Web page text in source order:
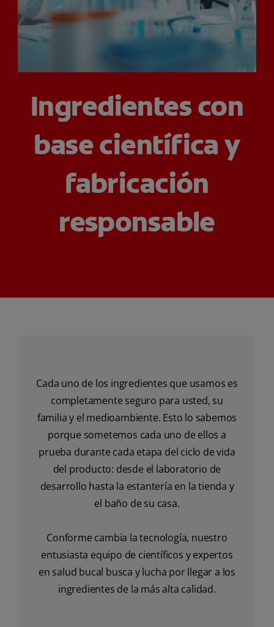
CHEQUEO DE SALUD BUCAL
CORRESPONDENCIA DE PRODUCTOS
HN (ES)
SUSCRÍBASE
Ingredientes con
base científica y
fabricación
responsable
Cada uno de los ingredientes que usamos es
completamente seguro para usted, su
familia y el medioambiente. Esto lo sabemos
porque sometemos cada uno de ellos a
prueba durante cada etapa del ciclo de vida
del producto: desde el laboratorio de
desarrollo hasta la estantería en la tienda y
el baño de su casa.
Conforme cambia la tecnología, nuestro
entusiasta equipo de científicos y expertos
en salud bucal busca y lucha por llegar a los
ingredientes de la más alta calidad.